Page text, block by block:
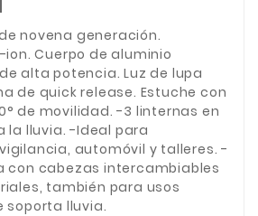
novena generación.
Cuerpo de aluminio
alta potencia. Luz de lupa
de quick release. Estuche con
de movilidad. -3 linternas en
la lluvia. -Ideal para
automóvil y talleres. -
con cabezas intercambiables
también para usos
soporta lluvia.